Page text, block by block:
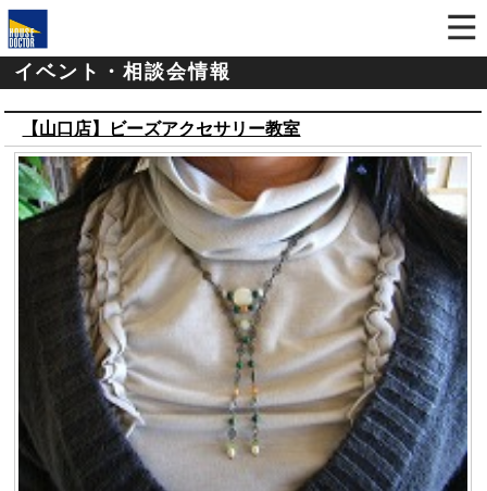
イベント・相談会情報
【山口店】ビーズアクセサリー教室